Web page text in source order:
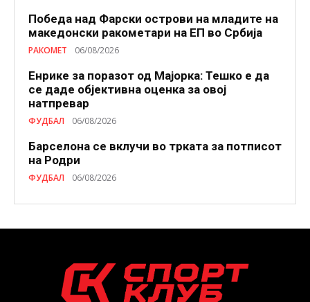
Победа над Фарски острови на младите на
македонски ракометари на ЕП во Србија
РАКОМЕТ 06/08/2026
Енрике за поразот од Мајорка: Тешко е да
се даде објективна оценка за овој
натпревар
ФУДБАЛ 06/08/2026
Барселона се вклучи во трката за потписот
на Родри
ФУДБАЛ 06/08/2026